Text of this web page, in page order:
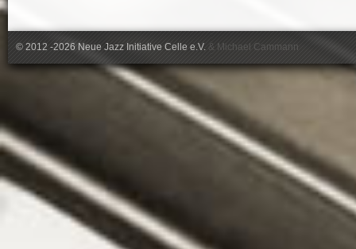
© 2012 -2026 Neue Jazz Initiative Celle e.V. & Michael Cammann